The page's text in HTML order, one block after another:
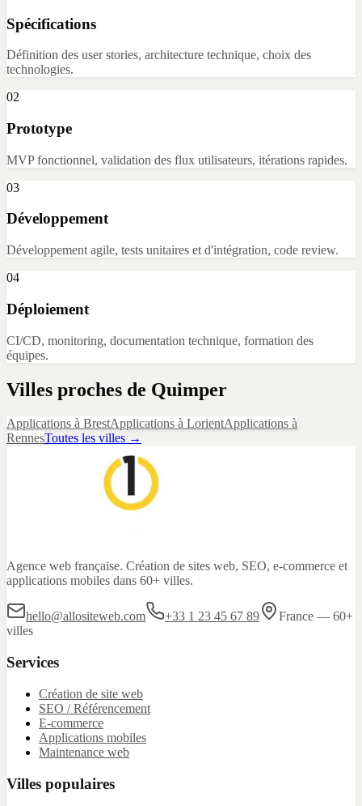
Spécifications
Définition des user stories, architecture technique, choix des
technologies.
02
Prototype
MVP fonctionnel, validation des flux utilisateurs, itérations rapides.
03
Développement
Développement agile, tests unitaires et d'intégration, code review.
04
Déploiement
CI/CD, monitoring, documentation technique, formation des
équipes.
Villes proches de Quimper
Applications à BrestApplications à LorientApplications à
RennesToutes les villes →
Agence web française. Création de sites web, SEO, e-commerce et
applications mobiles dans 60+ villes.
hello@allositeweb.com +33 1 23 45 67 89
France — 60+
villes
Services
Création de site web
SEO / Référencement
E-commerce
Applications mobiles
Maintenance web
Villes populaires